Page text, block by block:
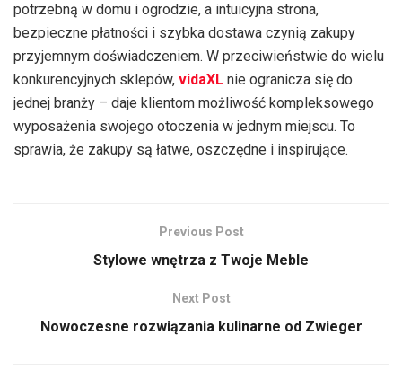
potrzebną w domu i ogrodzie, a intuicyjna strona,
bezpieczne płatności i szybka dostawa czynią zakupy
przyjemnym doświadczeniem. W przeciwieństwie do wielu
konkurencyjnych sklepów, vidaXL nie ogranicza się do
jednej branży – daje klientom możliwość kompleksowego
wyposażenia swojego otoczenia w jednym miejscu. To
sprawia, że zakupy są łatwe, oszczędne i inspirujące.
Previous Post
Stylowe wnętrza z Twoje Meble
Next Post
Nowoczesne rozwiązania kulinarne od Zwieger